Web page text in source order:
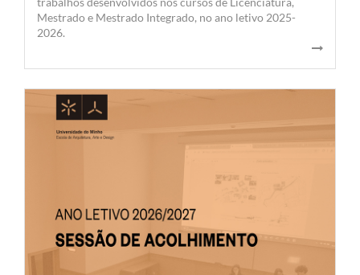
Mestrado e Mestrado Integrado, no ano letivo 2025-
2026.